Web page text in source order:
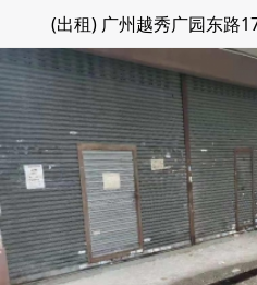
(出租) 广州越秀广园东路